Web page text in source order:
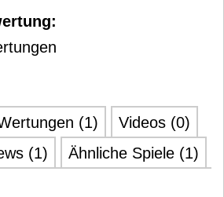
(1)
Videos (0)
(1) Ähnliche Spiele (1)